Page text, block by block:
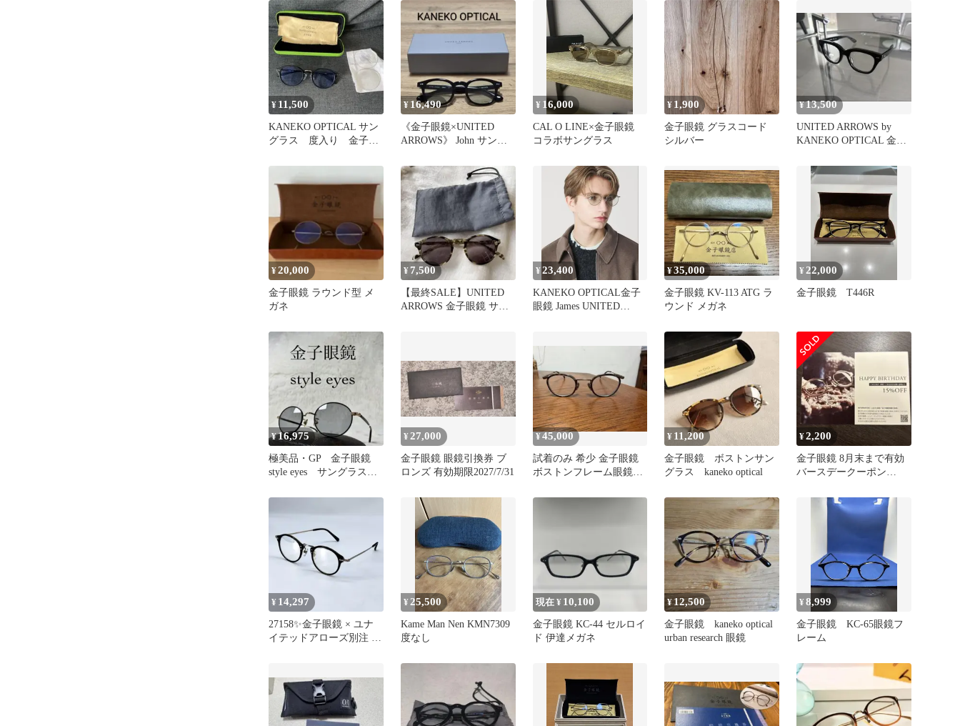
¥11,500
KANEKO OPTICAL サン
グラス 度入り 金子眼
¥ 16,490
《金子眼鏡×UNITED
ARROWS》 John サング
¥ 16,000
CAL O LINE×金子眼鏡
コラボサングラス
¥ 1,900
金子眼鏡 グラスコード
シルバー
¥13,500
UNITED ARROWS by
KANEKO OPTICAL 金子
¥20,000
金子眼鏡 ラウンド型 メ
ガネ
¥ 7,500
【最終SALE】UNITED
ARROWS 金子眼鏡 サン
¥23,400
KANEKO OPTICAL金子
眼鏡 James UNITED
¥35,000
金子眼鏡 KV-113 ATG ラ
ウンド メガネ
¥22,000
金子眼鏡 T446R
¥16,975
極美品・GP 金子眼鏡
style eyes サングラス
¥27,000
金子眼鏡 眼鏡引換券 ブ
ロンズ 有効期限2027/7/31
¥45,000
試着のみ 希少 金子眼鏡
ボストンフレーム眼鏡
¥ 11,200
金子眼鏡 ボストンサン
グラス kaneko optical
¥2,200
金子眼鏡 8月末まで有効
バースデークーポン
¥ 14,297
27158✨金子眼鏡 × ユナ
イテッドアローズ別注 コ
¥25,500
Kame Man Nen KMN7309
度なし
現在 ¥ 10,100
金子眼鏡 KC-44 セルロイ
ド 伊達メガネ
¥12,500
金子眼鏡 kaneko optical
urban research 眼鏡
¥8,999
金子眼鏡 KC-65眼鏡フ
レーム